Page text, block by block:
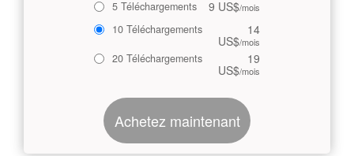
5 Téléchargements 9 US$/mois
10 Téléchargements 14
US$/mois
20 Téléchargements 19
US$/mois
Achetez maintenant